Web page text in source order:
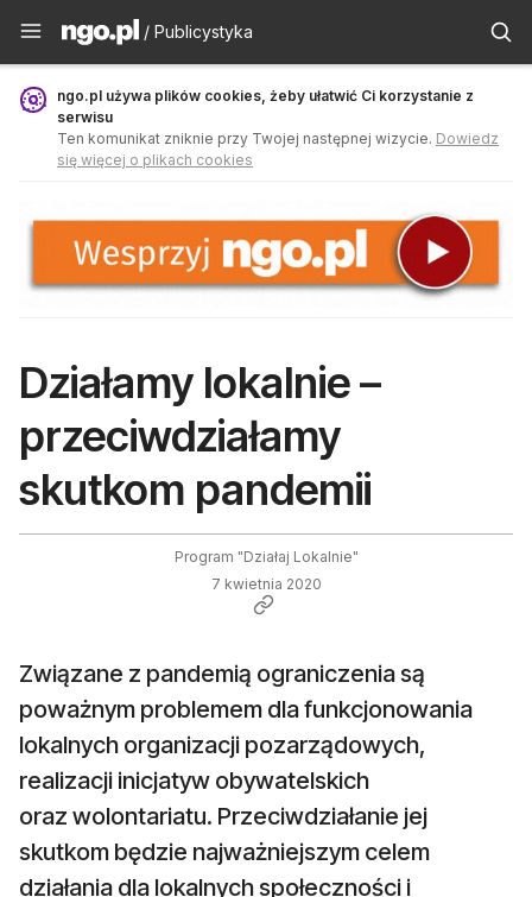
Publicystyka - ngo.pl
/ Publicystyka
ngo.pl używa plików cookies, żeby ułatwić Ci korzystanie z
serwisu
Ten komunikat zniknie przy Twojej następnej wizycie. Dowiedz
się więcej o plikach cookies
Działamy lokalnie –
przeciwdziałamy
skutkom pandemii
Program "Działaj Lokalnie"
7 kwietnia 2020
Związane z pandemią ograniczenia są
poważnym problemem dla funkcjonowania
lokalnych organizacji pozarządowych,
realizacji inicjatyw obywatelskich
oraz wolontariatu. Przeciwdziałanie jej
skutkom będzie najważniejszym celem
działania dla lokalnych społeczności i